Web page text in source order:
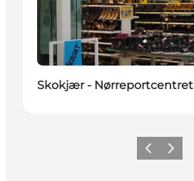
Skokjær - Nørreportcentret
ZurückWeiter